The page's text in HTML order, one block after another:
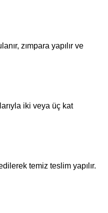
zımpara yapılır ve
iki veya üç kat
temiz teslim yapılır.